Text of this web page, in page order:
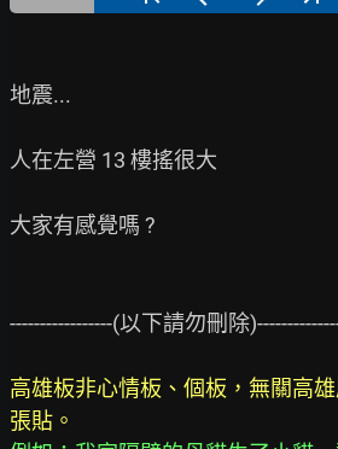
地震...
人在左營 13 樓搖很大
大家有感覺嗎 ?
-----------------(以下請勿刪除
高雄板非心情板、個板，無關高